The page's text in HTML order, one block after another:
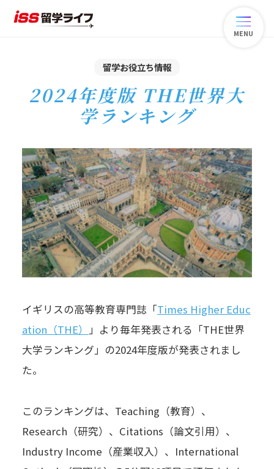
MENU
留学お役立ち情報
2024年度版 THE世界大
学ランキング
イギリスの高等教育専門誌「Times Higher Educ
ation（THE） 」より毎年発表される「THE世界
大学ランキング」の2024年度版が発表されまし
た。
このランキングは、Teaching（教育）、
Research（研究）、Citations（論文引用）、
Industry Income（産業収入）、International